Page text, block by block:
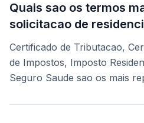
Quais sao os termos
solicitacao de
Certificado de Tributacao,
de Impostos, Imposto
Seguro Saude sao os mais